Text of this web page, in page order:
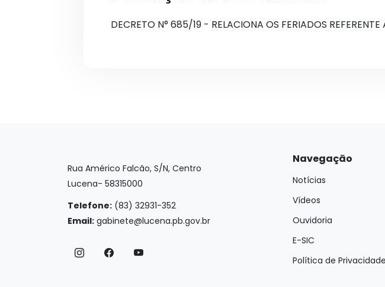
DECRETO N° 685/19 - RELACIONA OS FERIADOS
Rua Américo Falcão, S/N, Centro
Lucena- 58315000
Telefone: (83) 32931-352
Email: gabinete@lucena.pb.gov.br
Navegação
Notícias
Vídeos
Ouvidoria
E-SIC
Política de Privacidade